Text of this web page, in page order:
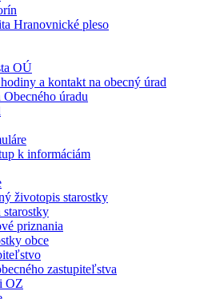
Hranovnické pleso
OÚ
a kontakt na obecný úrad
úradu
k informáciám
životopis starostky
starostky
priznania
obce
zastupiteľstva
OZ